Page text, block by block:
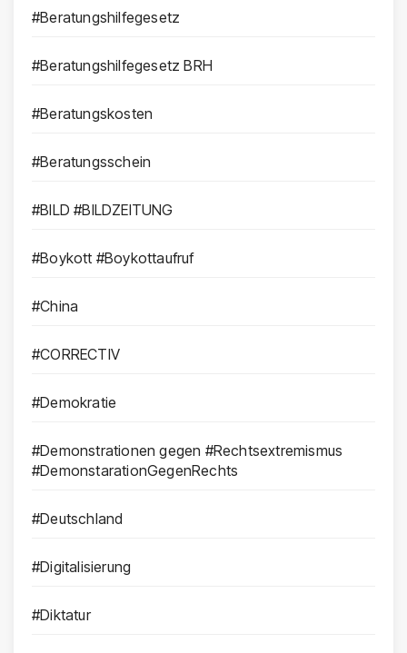
#Beratungshilfegesetz
#Beratungshilfegesetz BRH
#Beratungskosten
#Beratungsschein
#BILD #BILDZEITUNG
#Boykott #Boykottaufruf
#China
#CORRECTIV
#Demokratie
#Demonstrationen gegen #Rechtsextremismus
#DemonstarationGegenRechts
#Deutschland
#Digitalisierung
#Diktatur